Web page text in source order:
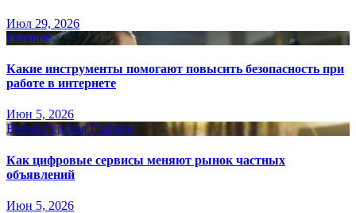
Июл 29, 2026
Главное
Какие инструменты помогают повысить безопасность при
работе в интернете
Июн 5, 2026
Вебмастерская Главное
Как цифровые сервисы меняют рынок частных
объявлений
Июн 5, 2026